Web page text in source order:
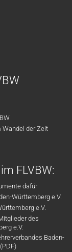
Wandel der Zeit
FLVBW:
dafür
Württemberg e.V.
e.V.
des
e.V.
Baden-